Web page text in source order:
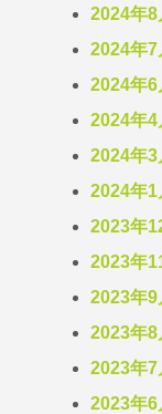
2024年8
2024年7
2024年6
2024年4
2024年3
2024年1
2023年
2023年
2023年9
2023年8
2023年7
2023年6